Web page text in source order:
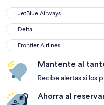
JetBlue Airways
JetBlue Airways
Delta
Delta
Frontier Airlines
Frontier Airlines
Mantente al
Recibe alertas si los
Ahorra al